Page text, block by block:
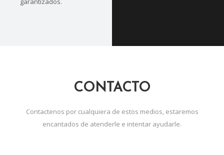
CONTACTO
Contactenos por cualquiera de estos medios, estaremos
encantados de atenderle e intentar ayudarle.